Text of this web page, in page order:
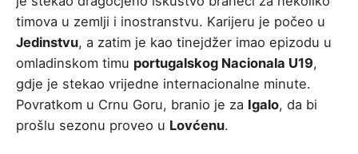
timova u zemlji i inostranstvu. Karijeru je počeo u
Jedinstvu, a zatim je kao tinejdžer imao epizodu u
omladinskom timu portugalskog Nacionala U19,
gdje je stekao vrijedne internacionalne minute.
Povratkom u Crnu Goru, branio je za Igalo, da bi
prošlu sezonu proveo u Lovćenu.